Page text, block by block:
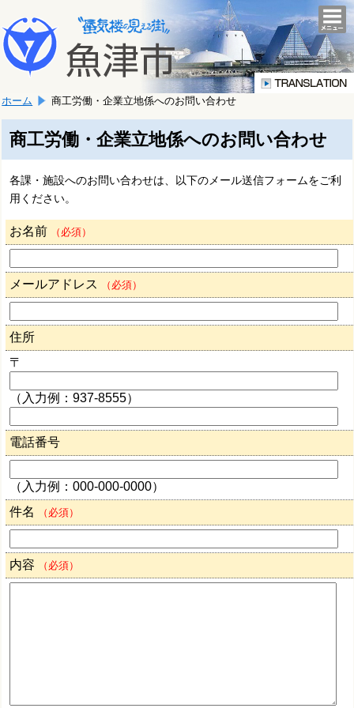
文
へ
移
ま
す。
こ
か
文
で
す。
ホーム 商工労働・企業立地係へのお問い合わせ
商工労働・企業立地係へのお問い合わせ
各課・施設へのお問い合わせは、以下のメール送信フォームをご利
用ください。
お名前 （必須）
メールアドレス （必須）
住所
〒
（入力例：937-8555）
電話番号
（入力例：000-000-0000）
件名
（必須）
内容 （必須）